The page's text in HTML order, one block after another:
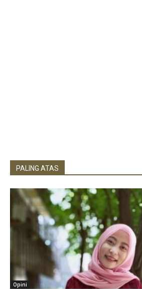
PALING ATAS
Opini